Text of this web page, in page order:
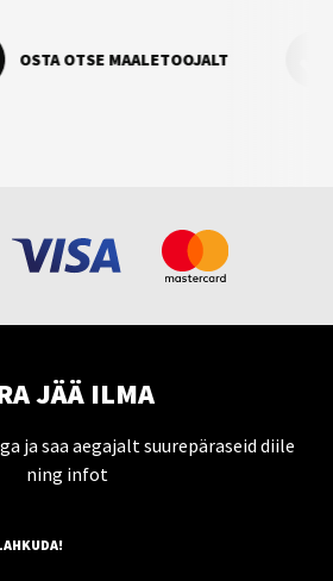
OSTA OTSE MAALETOOJALT
JÄÄ ILMA
ja saa aegajalt suurepäraseid diile
ning infot